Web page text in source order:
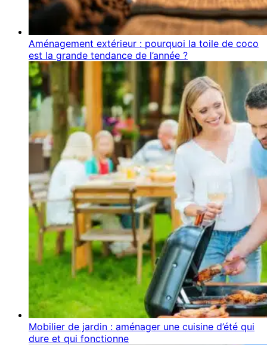
Aménagement extérieur : pourquoi la toile de coco
est la grande tendance de l’année ?
Mobilier de jardin : aménager une cuisine d’été qui
dure et qui fonctionne